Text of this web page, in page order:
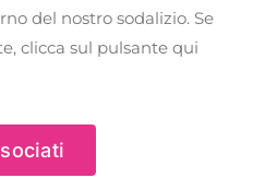
del nostro sodalizio. Se
clicca sul pulsante qui